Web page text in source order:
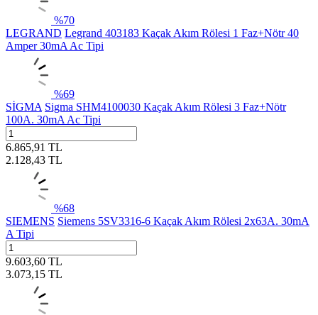
%70
LEGRAND Legrand 403183 Kaçak Akım Rölesi 1 Faz+Nötr 40
Amper 30mA Ac Tipi
%69
SİGMA Sigma SHM4100030 Kaçak Akım Rölesi 3 Faz+Nötr
100A. 30mA Ac Tipi
6.865,91 TL
2.128,43 TL
%68
SIEMENS Siemens 5SV3316-6 Kaçak Akım Rölesi 2x63A. 30mA
A Tipi
9.603,60 TL
3.073,15 TL